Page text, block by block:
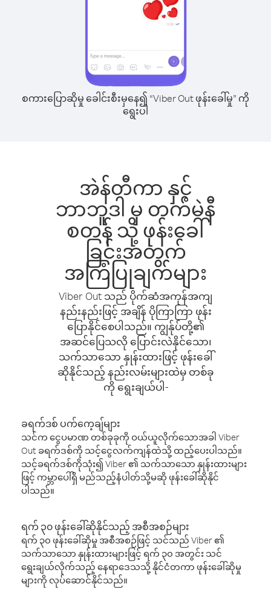
စကားပြောဆိုမှု ခေါင်းစီးမှနေ၍ “Viber Out ဖုန်းခေါ်မှု” ကို
ရွေးပါ
အဲန်တီကာ နှင့်
ဘာဘူဒါ မှ တက်မဲနီ
စတန် သို့ ဖုန်းခေါ်
ခြင်းအတွက်
အကြံပြုချက်များ
Viber Out သည် ပိုက်ဆံအကုန်အကျ
နည်းနည်းဖြင့် အချိန် ပိုကြာကြာ ဖုန်း
ပြောနိုင်စေပါသည်။ ကျွန်ုပ်တို့၏
အဆင်ပြေသလို ပြောင်းလဲနိုင်သော၊
သက်သာသော နှုန်းထားဖြင့် ဖုန်းခေါ်
ဆိုနိုင်သည့် နည်းလမ်းများထဲမှ တစ်ခု
ကို ရွေးချယ်ပါ-
ခရက်ဒစ် ပက်ကေ့ချ်များ
သင်က ငွေပမာဏ တစ်ခုခုကို ဝယ်ယူလိုက်သောအခါ Viber
Out ခရက်ဒစ်ကို သင့်ငွေလက်ကျန်ထဲသို့ ထည့်ပေးပါသည်။
သင့်ခရက်ဒစ်ကိုသုံး၍ Viber ၏ သက်သာသော နှုန်းထားများ
ဖြင့် ကမ္ဘာပေါ်ရှိ မည်သည့်နံပါတ်သို့မဆို ဖုန်းခေါ်ဆိုနိုင်
ပါသည်။
ရက် ၃၀ ဖုန်းခေါ်ဆိုနိုင်သည့် အစီအစဉ်များ
ရက် ၃၀ ဖုန်းခေါ်ဆိုမှု အစီအစဉ်ဖြင့် သင်သည် Viber ၏
သက်သာသော နှုန်းထားများဖြင့် ရက် ၃၀ အတွင်း သင်
ရွေးချယ်လိုက်သည့် နေရာဒေသသို့ နိုင်ငံတကာ ဖုန်းခေါ်ဆိုမှု
များကို လုပ်ဆောင်နိုင်သည်။